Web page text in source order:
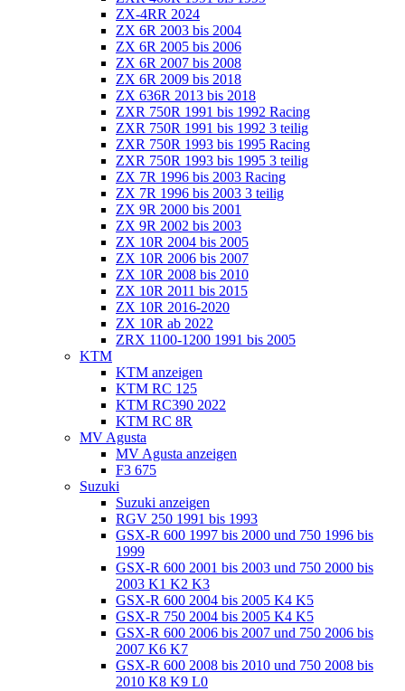
ZX-4RR 2024
ZX 6R 2003 bis 2004
ZX 6R 2005 bis 2006
ZX 6R 2007 bis 2008
ZX 6R 2009 bis 2018
ZX 636R 2013 bis 2018
ZXR 750R 1991 bis 1992 Racing
ZXR 750R 1991 bis 1992 3 teilig
ZXR 750R 1993 bis 1995 Racing
ZXR 750R 1993 bis 1995 3 teilig
ZX 7R 1996 bis 2003 Racing
ZX 7R 1996 bis 2003 3 teilig
ZX 9R 2000 bis 2001
ZX 9R 2002 bis 2003
ZX 10R 2004 bis 2005
ZX 10R 2006 bis 2007
ZX 10R 2008 bis 2010
ZX 10R 2011 bis 2015
ZX 10R 2016-2020
ZX 10R ab 2022
ZRX 1100-1200 1991 bis 2005
KTM
KTM anzeigen
KTM RC 125
KTM RC390 2022
KTM RC 8R
MV Agusta
MV Agusta anzeigen
F3 675
Suzuki
Suzuki anzeigen
RGV 250 1991 bis 1993
GSX-R 600 1997 bis 2000 und 750 1996 bis
1999
GSX-R 600 2001 bis 2003 und 750 2000 bis
2003 K1 K2 K3
GSX-R 600 2004 bis 2005 K4 K5
GSX-R 750 2004 bis 2005 K4 K5
GSX-R 600 2006 bis 2007 und 750 2006 bis
2007 K6 K7
GSX-R 600 2008 bis 2010 und 750 2008 bis
2010 K8 K9 L0